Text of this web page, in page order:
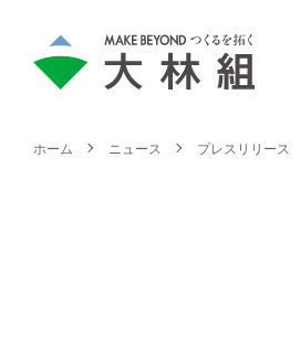
ホーム ニュース プレスリリース